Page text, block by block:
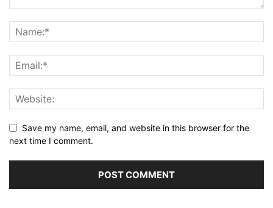
Save my name, email, and website in this browser for the
next time I comment.